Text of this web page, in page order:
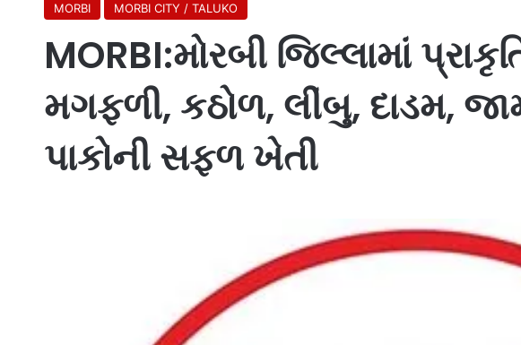
MORBI MORBI CITY / TALUKO
MORBI:મોરબી જિલ્લામાં
મગફળી, કઠોળ, લીંબુ, દાડમ,
પાકોની સફળ ખેતી